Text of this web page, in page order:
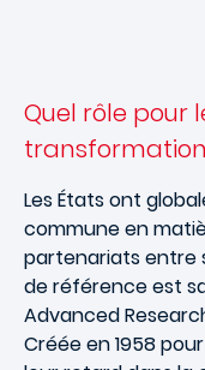
Quel rôle pour
Les États ont
commune en
partenariats entre
de référence est
Advanced
Créée en 1958